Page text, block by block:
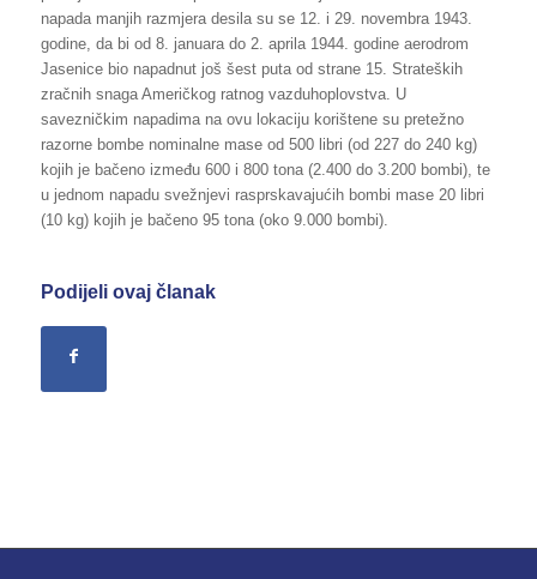
napada manjih razmjera desila su se 12. i 29. novembra 1943.
godine, da bi od 8. januara do 2. aprila 1944. godine aerodrom
Jasenice bio napadnut još šest puta od strane 15. Strateških
zračnih snaga Američkog ratnog vazduhoplovstva. U
savezničkim napadima na ovu lokaciju korištene su pretežno
razorne bombe nominalne mase od 500 libri (od 227 do 240 kg)
kojih je bačeno između 600 i 800 tona (2.400 do 3.200 bombi), te
u jednom napadu svežnjevi rasprskavajućih bombi mase 20 libri
(10 kg) kojih je bačeno 95 tona (oko 9.000 bombi).
Podijeli ovaj članak